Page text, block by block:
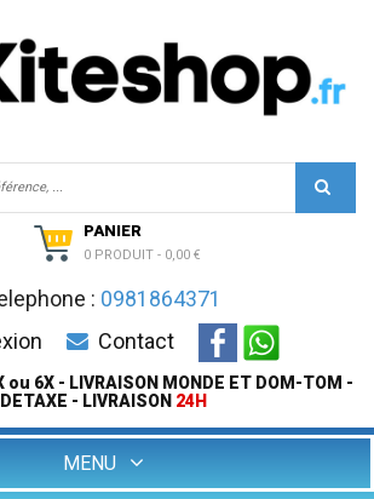
PANIER
0 PRODUIT - 0,00 €
: 0981864371
Contact
ou 6X - LIVRAISON MONDE ET DOM-TOM -
DETAXE - LIVRAISON 24H
MENU